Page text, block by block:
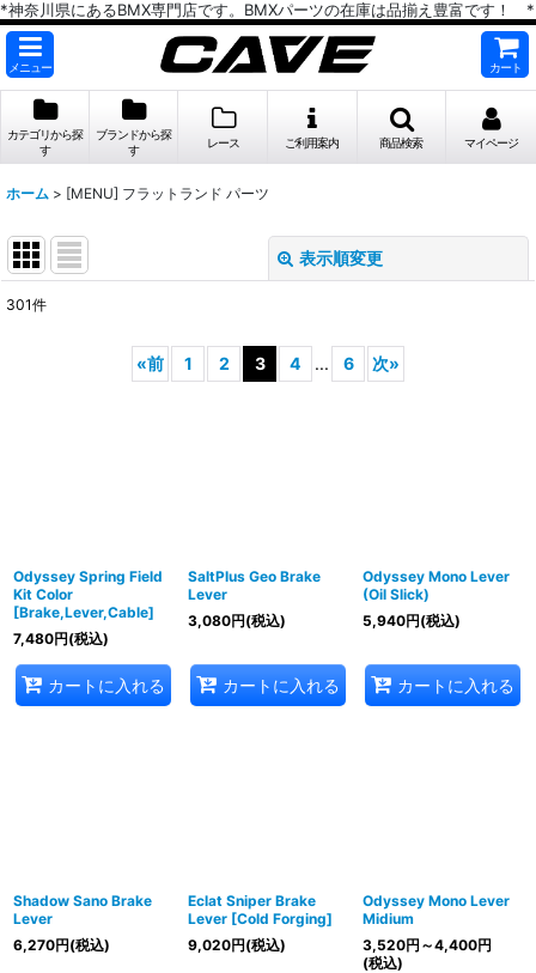
*神奈川県にあるBMX専門店です。BMXパーツの在庫は品揃え豊富です！ *
メニュー カート
カテゴリから探
す
ブランドから探
す
レース ご利用案内 商品検索 マイページ
ホーム > [MENU] フラットランド パーツ
表示順変更
301件
«前 1 2 3 4 ... 6 次»
Odyssey Spring Field
Kit Color
[Brake,Lever,Cable]
7,480円(税込)
カートに入れる
SaltPlus Geo Brake
Lever
3,080円(税込)
カートに入れる
Odyssey Mono Lever
(Oil Slick)
5,940円(税込)
カートに入れる
Shadow Sano Brake
Lever
6,270円(税込)
Eclat Sniper Brake
Lever [Cold Forging]
9,020円(税込)
Odyssey Mono Lever
Midium
3,520円 ～4,400円
(税込)